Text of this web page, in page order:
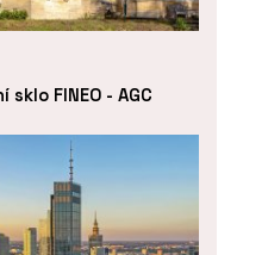
FINEO - AGC